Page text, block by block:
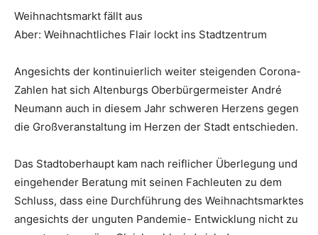
Weihnachtsmarkt fällt aus
Aber: Weihnachtliches Flair lockt ins Stadtzentrum
Angesichts der kontinuierlich weiter steigenden Corona-
Zahlen hat sich Altenburgs Oberbürgermeister André
Neumann auch in diesem Jahr schweren Herzens gegen
die Großveranstaltung im Herzen der Stadt entschieden.
Das Stadtoberhaupt kam nach reiflicher Überlegung und
eingehender Beratung mit seinen Fachleuten zu dem
Schluss, dass eine Durchführung des Weihnachtsmarktes
angesichts der unguten Pandemie- Entwicklung nicht zu